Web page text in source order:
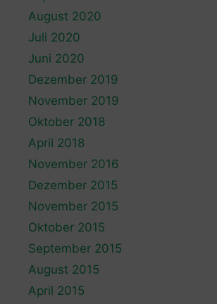
August 2020
Juli 2020
Juni 2020
Dezember 2019
November 2019
Oktober 2018
April 2018
November 2016
Dezember 2015
November 2015
Oktober 2015
September 2015
August 2015
April 2015